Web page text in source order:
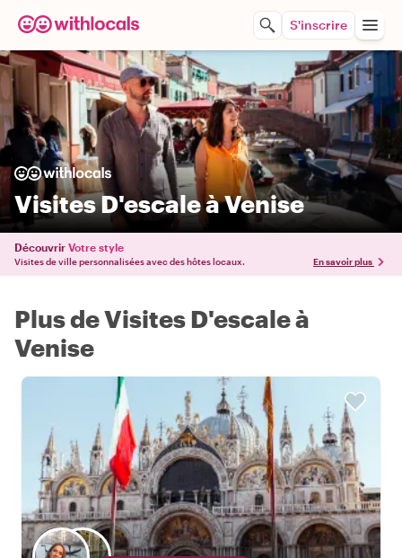
S'inscrire
Visites D'escale à Venise
Découvrir Votre style
Visites de ville personnalisées avec des hôtes locaux. En savoir plus
Plus de Visites D'escale à
Venise